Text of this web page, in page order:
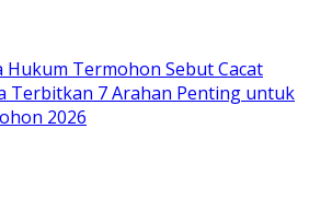
Hukum Termohon Sebut Cacat
Terbitkan 7 Arahan Penting untuk
2026